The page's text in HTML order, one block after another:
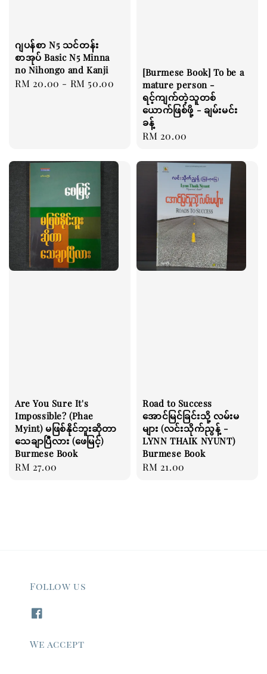
ဂျပန်စာ N5 သင်တန်း
စာအုပ် Basic N5 Minna
no Nihongo and Kanji
Regular
RM 20.00 - RM 50.00
[Burmese Book] To be a
mature person -
ရင့်ကျက်တဲ့သူတစ်
ယောက်ဖြစ်ဖို့ - ချမ်းမင်း
ခန့်
Regular
RM 20.00
Are You Sure It's
Impossible? (Phae
Myint) မဖြစ်နိုင်ဘူးဆိုတာ
သေချာပြီလား (ဖေမြင့်)
Burmese Book
Regular
RM 27.00
Road to Success
အောင်မြင်ခြင်းသို့ လမ်းမ
များ (လင်းသိုက်ညွန့် -
LYNN THAIK NYUNT)
Burmese Book
Regular
RM 21.00
Follow us
We accept